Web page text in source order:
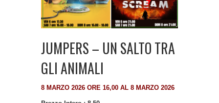
JUMPERS – UN SALTO TRA
GLI ANIMALI
8 MARZO 2026 ORE 16,00 AL 8 MARZO 2026